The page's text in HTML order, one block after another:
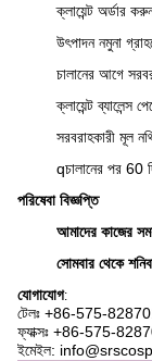
ক্লায়েন্ট অর্ডার
উৎপাদন নমুনা
চালানের আগে
ক্লায়েন্ট ব্যালেন্স
সরবরাহকারী মূল
qচালানের পর 60
পরিষেবা বিজ্ঞপ্তি
আমাদের কাজের
সোমবার থেকে
যোগাযোগ:
টেলঃ +86-575-
ফ্যাক্সঃ +86-575-
ইমেইল: